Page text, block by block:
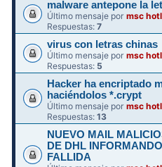
malware antepone la
Último mensaje pormsc
Respuestas:7
virus con letras chinas
Último mensaje pormsc
Respuestas: 5
Hacker ha encriptado
haciéndolos *.crypt
Último mensaje pormsc
Respuestas:13
NUEVO MAIL
DE DHL
FALLIDA